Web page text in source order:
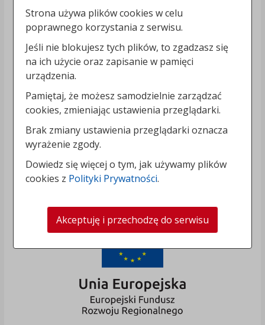
Strona używa plików cookies w celu
poprawnego korzystania z serwisu.
Jeśli nie blokujesz tych plików, to zgadzasz się
na ich użycie oraz zapisanie w pamięci
urządzenia.
Pamiętaj, że możesz samodzielnie zarządzać
cookies, zmieniając ustawienia przeglądarki.
Brak zmiany ustawienia przeglądarki oznacza
wyrażenie zgody.
Dowiedz się więcej o tym, jak używamy plików
cookies z Polityki Prywatności.
Akceptuję i przechodzę do serwisu